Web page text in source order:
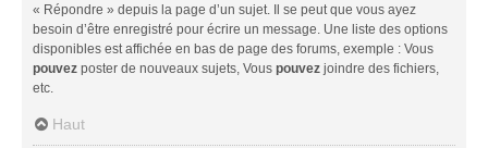
« Répondre » depuis la page d’un sujet. Il se peut que vous ayez
besoin d’être enregistré pour écrire un message. Une liste des options
disponibles est affichée en bas de page des forums, exemple : Vous
pouvez poster de nouveaux sujets, Vous pouvez joindre des fichiers,
etc.
Haut